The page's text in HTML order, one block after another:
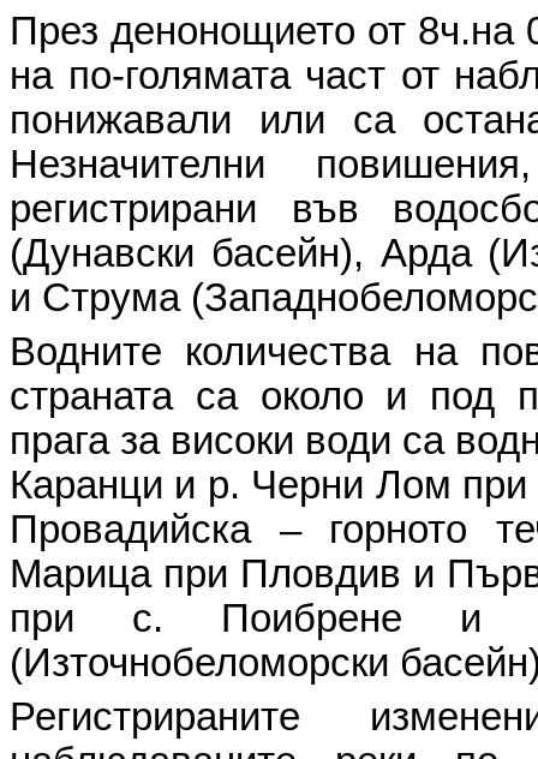
През денонощието от 8ч.на
на по-голямата част от
понижавали или са
Незначителни
регистрирани във
(Дунавски басейн), Арда
и Струма
Водните количества на
страната са около и под
прага за високи води са
Каранци и р. Черни Лом
Провадийска – горното
Марица при Пловдив и
при с. Поибрене и
(Източнобеломорски
Регистрираните